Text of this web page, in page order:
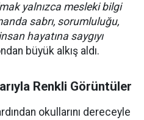
yalnızca mesleki bilgi
sabrı, sorumluluğu,
hayatına saygıyı
büyük alkış aldı.
Renkli Görüntüler
okullarını dereceyle